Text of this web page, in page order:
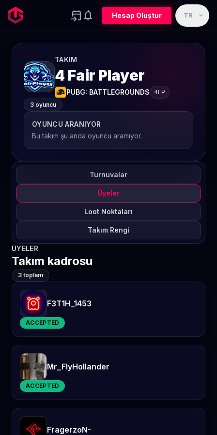
event_upcoming notifications Hesap Oluştur TR expand_more
TAKIM
4 Fair Player
PUBG: BATTLEGROUNDS
4FP
3 oyuncu
OYUNCU ARANIYOR
Bu takım şu anda oyuncu aramıyor.
Turnuvalar
Üyeler
Loot Noktaları
Takım Rengi
ÜYELER
Takım kadrosu
3 toplam
F3T1H_1453
ACCEPTED
Mr_FlyHollander
ACCEPTED
FragerzoN-